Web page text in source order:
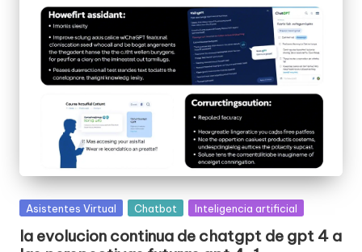
Posted
Asistentes Virtual Chatbot Inteligencia artificial
la evolucion continua de chatgpt de gpt 4 a